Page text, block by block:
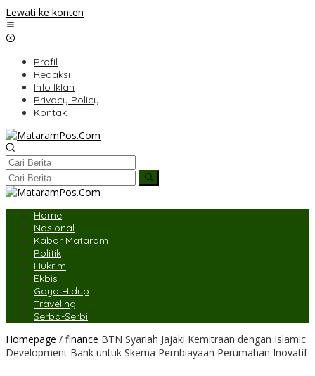
Lewati ke konten
Profil
Redaksi
Info Iklan
Privacy Policy
Kontak
Home
Nasional
Kabar Mataram
Politik
Hukrim
Ekbis
Gaya Hidup
Traveling
Serba-Serbi
Homepage / finance BTN Syariah Jajaki Kemitraan dengan Islamic
Development Bank untuk Skema Pembiayaan Perumahan Inovatif